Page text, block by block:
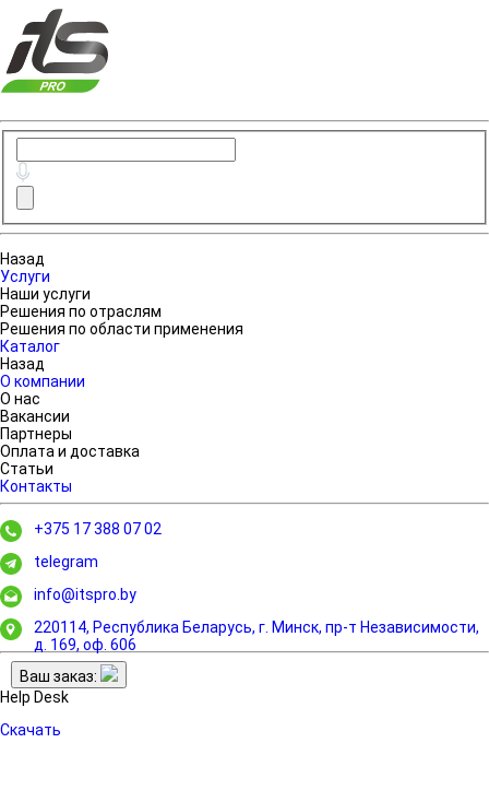
Назад
Услуги
Наши услуги
Решения по отраслям
Решения по области применения
Каталог
Назад
О компании
О нас
Вакансии
Партнеры
Оплата и доставка
Статьи
Контакты
+375 17 388 07 02
telegram
info@itspro.by
220114, Республика Беларусь, г. Минск, пр-т Независимости,
д. 169, оф. 606
Ваш заказ:
Help Desk
Скачать